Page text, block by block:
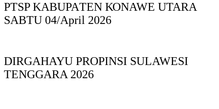
PTSP KABUPAΤΕΝ ΚΟNAWE UTARA
SABTU 04/April 2026
DIRGAHAYU PROPINSI SULAWESI
TENGGARA 2026